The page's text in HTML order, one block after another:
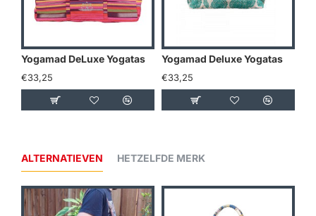
Yogamad DeLuxe Yogatas
€33,25
Yogamad Deluxe Yogatas
€33,25
ALTERNATIEVEN HETZELFDE MERK